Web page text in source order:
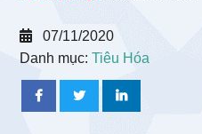
07/11/2020
Danh mục:Tiêu Hóa